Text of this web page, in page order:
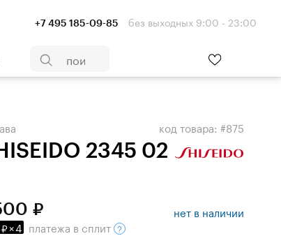
+7 495 185-09-85 без выходных 9:00 - 23:00
2345 02
код товара: #875
×4 платежа в сплит
нет в наличии